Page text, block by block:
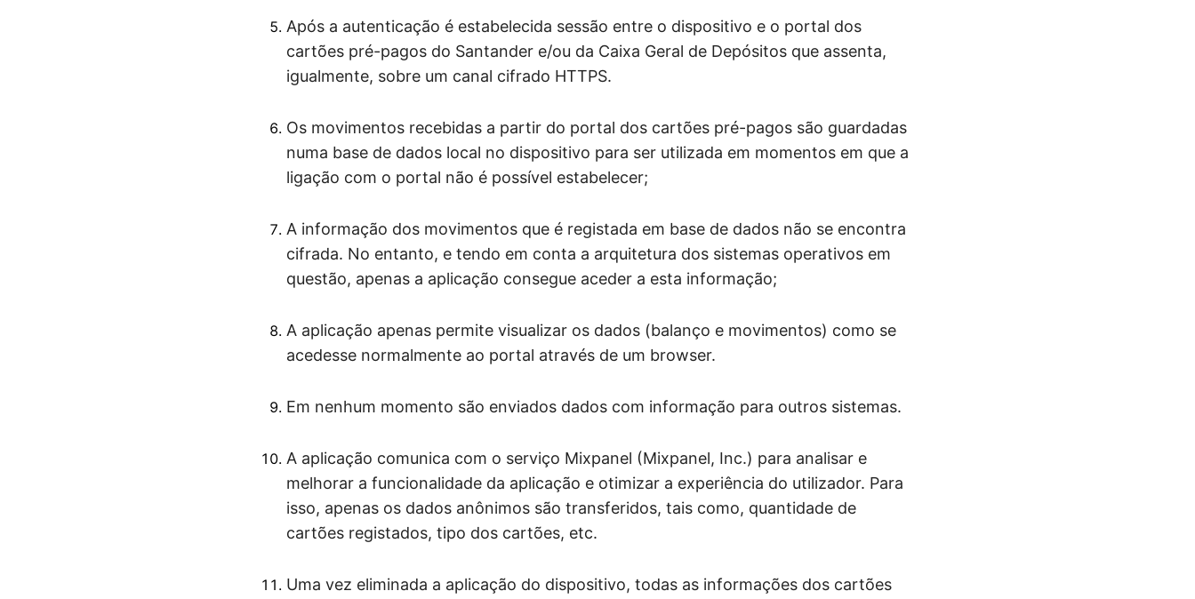
Após a autenticação é estabelecida sessão entre o dispositivo e o portal dos
cartões pré-pagos do Santander e/ou da Caixa Geral de Depósitos que assenta,
igualmente, sobre um canal cifrado HTTPS.
Os movimentos recebidas a partir do portal dos cartões pré-pagos são guardadas
numa base de dados local no dispositivo para ser utilizada em momentos em que a
ligação com o portal não é possível estabelecer;
A informação dos movimentos que é registada em base de dados não se encontra
cifrada. No entanto, e tendo em conta a arquitetura dos sistemas operativos em
questão, apenas a aplicação consegue aceder a esta informação;
A aplicação apenas permite visualizar os dados (balanço e movimentos) como se
acedesse normalmente ao portal através de um browser.
Em nenhum momento são enviados dados com informação para outros sistemas.
A aplicação comunica com o serviço Mixpanel (Mixpanel, Inc.) para analisar e
melhorar a funcionalidade da aplicação e otimizar a experiência do utilizador. Para
isso, apenas os dados anônimos são transferidos, tais como, quantidade de
cartões registados, tipo dos cartões, etc.
Uma vez eliminada a aplicação do dispositivo, todas as informações dos cartões